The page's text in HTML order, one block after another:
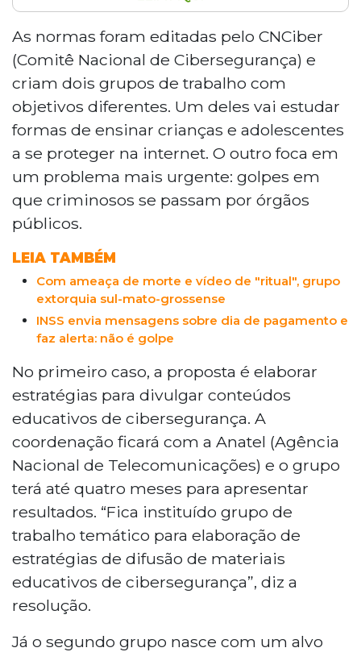
O governo federal criou dois grupos de
trabalho em cibersegurança, publicados no
Diário Oficial da União desta sexta-feira (24).
Um grupo estudará formas de educar crianças
e adolescentes sobre segurança digital,
coordenado pela Anatel, com prazo de quatro
meses. O outro combaterá golpes que usam a
imagem de órgãos públicos, envolvendo GSI,
Ministério da Justiça e Banco Central, com
prazo de dois meses.
As normas foram editadas pelo CNCiber
(Comitê Nacional de Cibersegurança) e
criam dois grupos de trabalho com
objetivos diferentes. Um deles vai estudar
formas de ensinar crianças e adolescentes
a se proteger na internet. O outro foca em
um problema mais urgente: golpes em
que criminosos se passam por órgãos
públicos.
LEIA TAMBÉM
Com ameaça de morte e vídeo de "ritual", grupo
extorquia sul-mato-grossense
INSS envia mensagens sobre dia de pagamento e
faz alerta: não é golpe
No primeiro caso, a proposta é elaborar
estratégias para divulgar conteúdos
educativos de cibersegurança. A
coordenação ficará com a Anatel (Agência
Nacional de Telecomunicações) e o grupo
terá até quatro meses para apresentar
resultados. “Fica instituído grupo de
trabalho temático para elaboração de
estratégias de difusão de materiais
educativos de cibersegurança”, diz a
resolução.
Já o segundo grupo nasce com um alvo